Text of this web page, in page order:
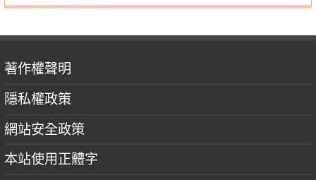
著作權聲明
隱私權政策
網站安全政策
本站使用正體字